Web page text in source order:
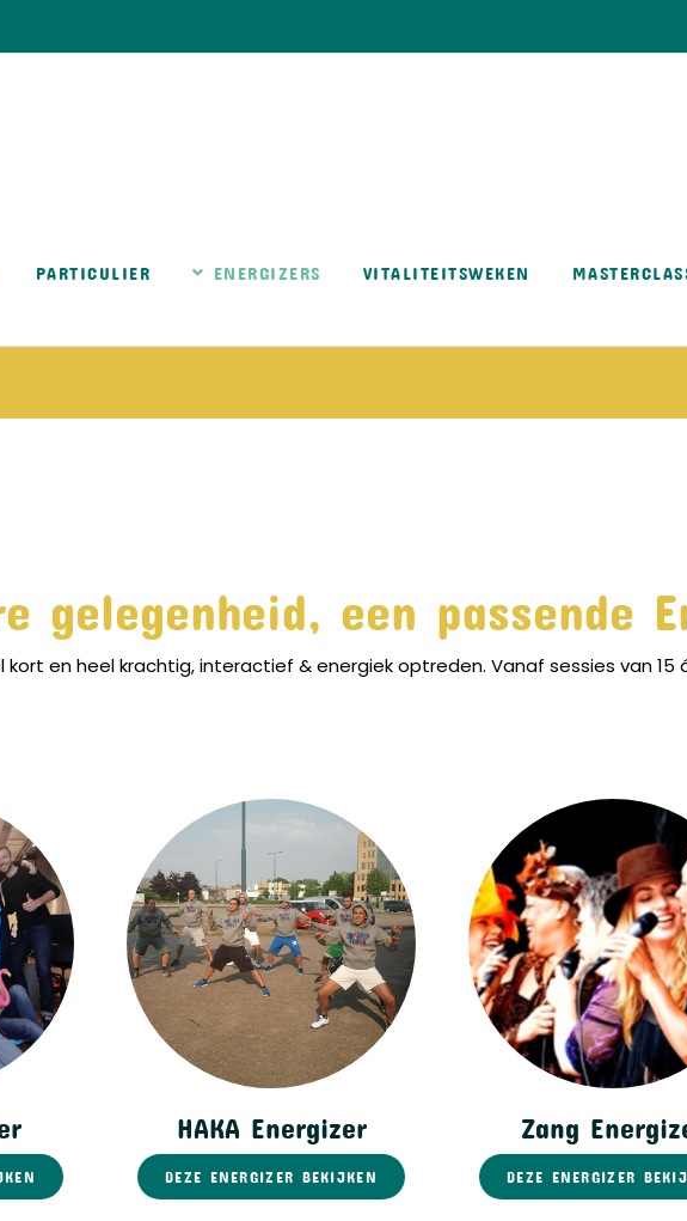
PARTICULIER ENERGIZERS VITALITEITSWEKEN
gelegenheid, een passende
kort en heel krachtig, interactief & energiek optreden. Vanaf sessies van 15
HAKA Energizer
DEZE ENERGIZER BEKIJKEN
Zang
DEZE ENERGIZER